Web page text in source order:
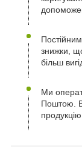
знижки,
більш
Ми
Поштою.